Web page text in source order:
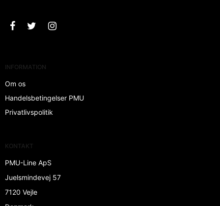
INFORMATION
Om os
Handelsbetingelser PMU
Privatlivspolitik
KONTAKT
PMU-Line ApS
Juelsmindevej 57
7120 Vejle